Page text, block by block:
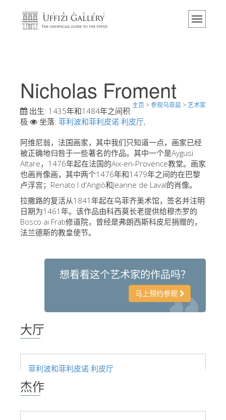
主页
活动 & 展览
游客的评论
联系我们
参观乌菲兹
现在预定
虚拟之旅
杰作
展示室
艺术家
佛罗伦萨博物馆
学院美术馆
圣马可博物馆
Nicholas Froment
主页 >参观乌菲兹 >艺术家
出生: 1435年和1484年之间积
极
坐落: 菲利波和菲利皮诺·利皮厅,
阿维尼翁，法国画家，其中我们只知道一点，画家已经
被正确地归咎于一些著名的作品。其中一个是Aygusi
Altare，1476年起在法国的Aix-en-Provence教堂。画家
也画肖像画，其中两个1476年和1479年之间的在巴黎
卢浮宫；Renato I d'Angiò和Jeanne de Laval的肖像。
拉撒路的复活从1841年起在乌菲齐美术馆，签名并注明
日期为1461年。该作品由科西莫长老提供给穆杰罗的
Bosco ai Frati修道院，曾经是弗朗西斯科皮尼捐赠的，
法兰德斯的教皇使节。
想看看这个艺术家的作品吗？
马上预约参观
大厅
菲利波和菲利皮诺·利皮厅
杰作